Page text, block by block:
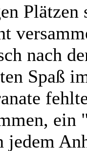
Plätzen
nach
Spaß
ein
jedem